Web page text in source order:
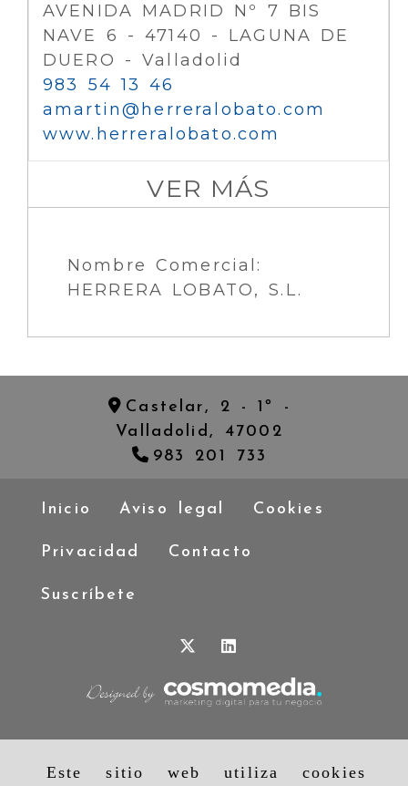
Este sitio web utiliza cookies
AVENIDA MADRID Nº 7 BIS
NAVE 6 - 47140 - LAGUNA DE
DUERO - Valladolid
983 54 13 46
amartin
herreralobato.com
www.herreralobato.com
VER MÁS
Nombre Comercial:
HERRERA LOBATO, S.L.
Castelar, 2 - 1º -
Valladolid, 47002
983 201 733
Inicio Aviso legal Cookies
Privacidad Contacto
Suscríbete